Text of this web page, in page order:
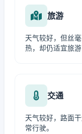
旅游
天气较好，但丝
热，却仍适宜旅
交通
天气较好，路面
常行驶。